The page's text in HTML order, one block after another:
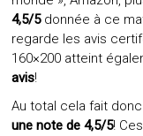
4,5/5donnée à ce
regarde les avis
160×200 atteint
avis!
Au total cela fait
une note de 4,5/5!